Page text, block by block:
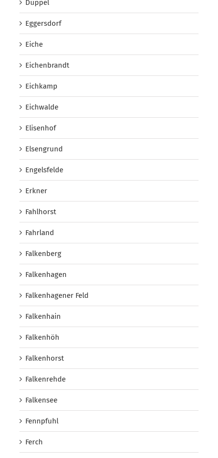
Düppel
Eggersdorf
Eiche
Eichenbrandt
Eichkamp
Eichwalde
Elisenhof
Elsengrund
Engelsfelde
Erkner
Fahlhorst
Fahrland
Falkenberg
Falkenhagen
Falkenhagener Feld
Falkenhain
Falkenhöh
Falkenhorst
Falkenrehde
Falkensee
Fennpfuhl
Ferch